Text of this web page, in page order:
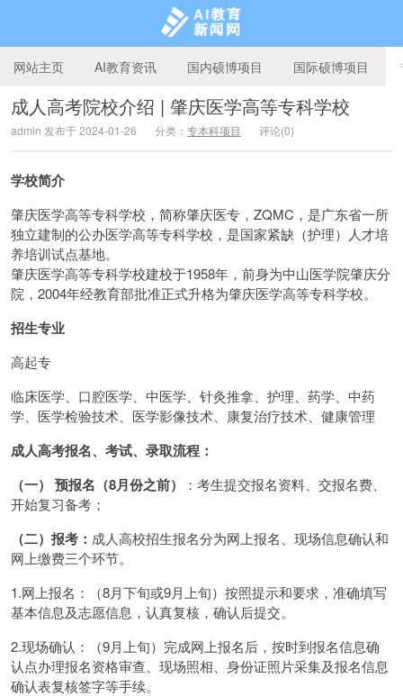
AI教育新闻网
网站主页 AI教育资讯 国内硕博项目 国际硕博项目
成人高考院校介绍 | 肇庆医学高等专科学校
admin 发布于 2024-01-26 分类： 专本科项目 评论(0)
学校简介
肇庆医学高等专科学校，简称肇庆医专，ZQMC，是广东省一所
独立建制的公办医学高等专科学校，是国家紧缺（护理）人才培
养培训试点基地。
肇庆医学高等专科学校建校于1958年，前身为中山医学院肇庆分
院，2004年经教育部批准正式升格为肇庆医学高等专科学校。
招生专业
高起专
临床医学、口腔医学、中医学、针灸推拿、护理、药学、中药
学、医学检验技术、医学影像技术、康复治疗技术、健康管理
成人高考报名、考试、录取流程：
（一） 预报名（8月份之前）
：考生提交报名资料、交报名费、
开始复习备考；
（二）报考： 成人高校招生报名分为网上报名、现场信息确认和
网上缴费三个环节。
1.网上报名：（8月下旬或9月上旬）按照提示和要求，准确填写
基本信息及志愿信息，认真复核，确认后提交。
2.现场确认：（9月上旬）完成网上报名后，按时到报名信息确
认点办理报名资格审查、现场照相、身份证照片采集及报名信息
确认表复核签字等手续。